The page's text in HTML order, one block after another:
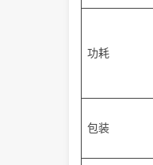
功耗
包装